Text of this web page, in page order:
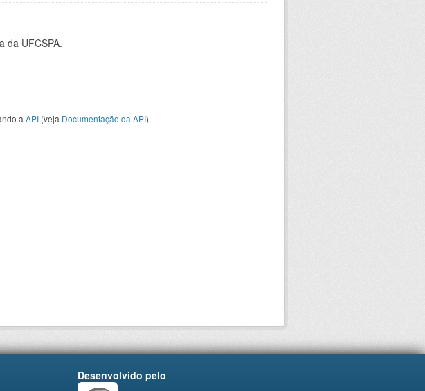
da UFCSPA.
a API (veja Documentação da API).
Desenvolvido pelo